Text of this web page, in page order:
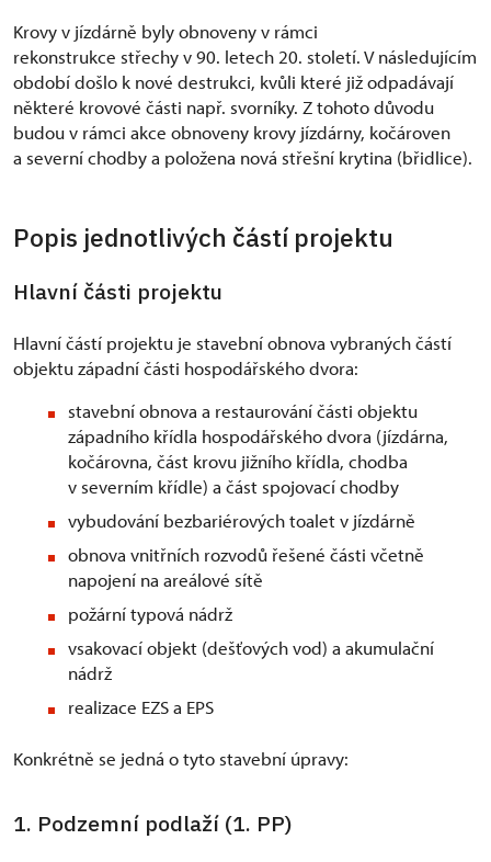
Krovy v jízdárně byly obnoveny v rámci
rekonstrukce střechy v 90. letech 20. století. V následujícím
období došlo k nové destrukci, kvůli které již odpadávají
některé krovové části např. svorníky. Z tohoto důvodu
budou v rámci akce obnoveny krovy jízdárny, kočároven
a severní chodby a položena nová střešní krytina (břidlice).
Popis jednotlivých částí projektu
Hlavní části projektu
Hlavní částí projektu je stavební obnova vybraných částí
objektu západní části hospodářského dvora:
stavební obnova a restaurování části objektu
západního křídla hospodářského dvora (jízdárna,
kočárovna, část krovu jižního křídla, chodba
v severním křídle) a část spojovací chodby
vybudování bezbariérových toalet v jízdárně
obnova vnitřních rozvodů řešené části včetně
napojení na areálové sítě
požární typová nádrž
vsakovací objekt (dešťových vod) a akumulační
nádrž
realizace EZS a EPS
Konkrétně se jedná o tyto stavební úpravy:
1. Podzemní podlaží (1. PP)